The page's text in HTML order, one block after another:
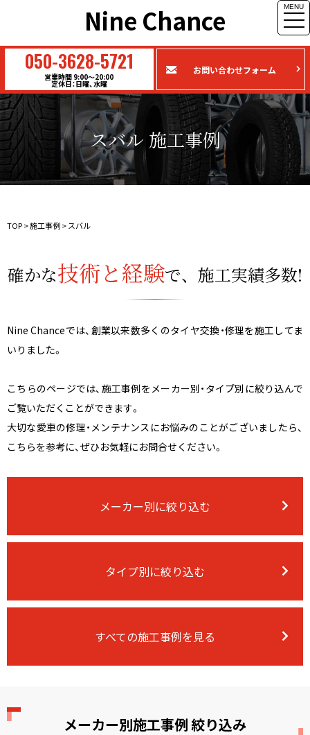
Nine Chance MENU
050-3628-5721
営業時間 9:00〜20:00
定休日：日曜、水曜
お問い合わせフォーム
スバル 施工事例
TOP>施工事例>スバル
確かな技術と経験で、施工実績多数!
Nine Chanceでは、創業以来数多くのタイヤ交換・修理を施工してま
いりました。
こちらのページでは、施工事例をメーカー別・タイプ別に絞り込んで
ご覧いただくことができます。
大切な愛車の修理・メンテナンスにお悩みのことがございましたら、
こちらを参考に、ぜひお気軽にお問合せください。
メーカー別に絞り込む
タイプ別に絞り込む
すべての施工事例を見る
メーカー別施工事例 絞り込み